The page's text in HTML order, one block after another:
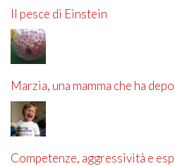
Il pesce di Einstein
Marzia, una mamma che ha
Competenze, aggressività e